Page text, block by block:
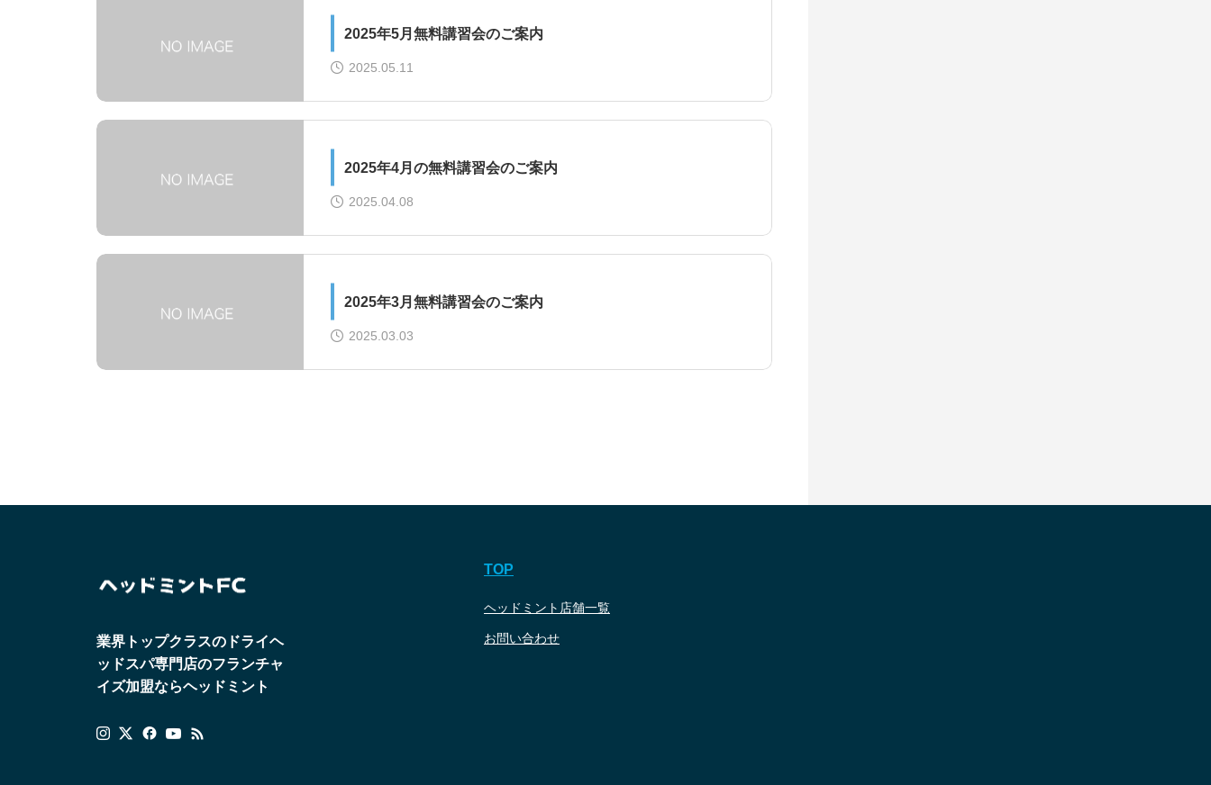
2025年5月無料講習会のご案内
2025.05.11
2025年4月の無料講習会のご案内
2025.04.08
2025年3月無料講習会のご案内
2025.03.03
TOP
ヘッドミント店舗一覧
お問い合わせ
業界トップクラスのドライヘ
ッドスパ専門店のフランチャ
イズ加盟ならヘッドミント